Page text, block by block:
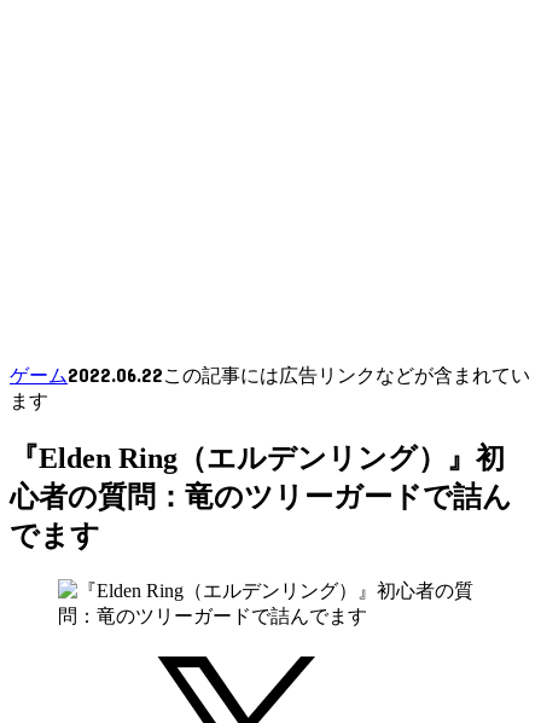
ゲーム2022.06.22この記事には広告リンクなどが含まれてい
ます
『Elden Ring（エルデンリング）』初
心者の質問：竜のツリーガードで詰ん
でます